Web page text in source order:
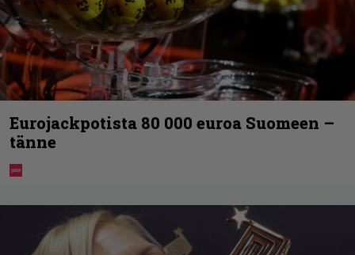
Eurojackpotista 80 000 euroa Suomeen –
tänne